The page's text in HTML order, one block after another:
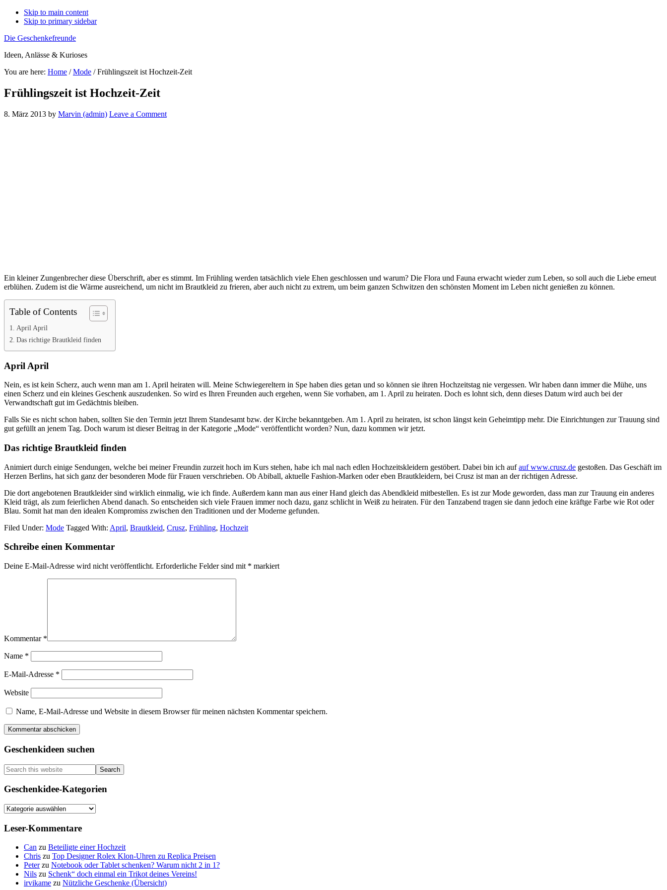
Skip to main content
Skip to primary sidebar
Die Geschenkefreunde
Ideen, Anlässe & Kurioses
You are here: Home / Mode /Frühlingszeit ist Hochzeit-Zeit
Frühlingszeit ist Hochzeit-Zeit
8. März 2013 by Marvin (admin) Leave a Comment
Ein kleiner Zungenbrecher diese Überschrift, aber es stimmt. Im Frühling werden tatsächlich viele Ehen geschlossen und warum? Die Flora und Fauna erwacht wieder zum Leben, so soll auch die Liebe erneut
erblühen. Zudem ist die Wärme ausreichend, um nicht im Brautkleid zu frieren, aber auch nicht zu extrem, um beim ganzen Schwitzen den schönsten Moment im Leben nicht genießen zu können.
Table of Contents
April April
Das richtige Brautkleid finden
April April
Nein, es ist kein Scherz, auch wenn man am 1. April heiraten will. Meine Schwiegereltern in Spe haben dies getan und so können sie ihren Hochzeitstag nie vergessen. Wir haben dann immer die Mühe, uns
einen Scherz und ein kleines Geschenk auszudenken. So wird es Ihren Freunden auch ergehen, wenn Sie vorhaben, am 1. April zu heiraten. Doch es lohnt sich, denn dieses Datum wird auch bei der
Verwandtschaft gut im Gedächtnis bleiben.
Falls Sie es nicht schon haben, sollten Sie den Termin jetzt Ihrem Standesamt bzw. der Kirche bekanntgeben. Am 1. April zu heiraten, ist schon längst kein Geheimtipp mehr. Die Einrichtungen zur Trauung sind
gut gefüllt an jenem Tag. Doch warum ist dieser Beitrag in der Kategorie „Mode“ veröffentlicht worden? Nun, dazu kommen wir jetzt.
Das richtige Brautkleid finden
Animiert durch einige Sendungen, welche bei meiner Freundin zurzeit hoch im Kurs stehen, habe ich mal nach edlen Hochzeitskleidern gestöbert. Dabei bin ich aufauf www.crusz.de gestoßen. Das Geschäft im
Herzen Berlins, hat sich ganz der besonderen Mode für Frauen verschrieben. Ob Abiball, aktuelle Fashion-Marken oder eben Brautkleidern, bei Crusz ist man an der richtigen Adresse.
Die dort angebotenen Brautkleider sind wirklich einmalig, wie ich finde. Außerdem kann man aus einer Hand gleich das Abendkleid mitbestellen. Es ist zur Mode geworden, dass man zur Trauung ein anderes
Kleid trägt, als zum feierlichen Abend danach. So entscheiden sich viele Frauen immer noch dazu, ganz schlicht in Weiß zu heiraten. Für den Tanzabend tragen sie dann jedoch eine kräftge Farbe wie Rot oder
Blau. Somit hat man den idealen Kompromiss zwischen den Traditionen und der Moderne gefunden.
Filed Under: Mode Tagged With: April, Brautkleid, Crusz, Frühling, Hochzeit
Reader
Schreibe einen Kommentar
Deine E-Mail-Adresse wird nicht veröffentlicht. Erforderliche Felder sind mit * markiert
Kommentar *
Name *
E-Mail-Adresse *
Website
Name, E-Mail-Adresse und Website in diesem Browser für meinen nächsten Kommentar speichern.
Primary
Sidebar
Geschenkideen suchen
Search
this
website
Geschenkidee-Kategorien
Geschenkidee-
Leser-Kommentare
Can zu Beteiligte einer Hochzeit
Chris zu Top Designer Rolex Klon-Uhren zu Replica Preisen
Peterzu Notebook oder Tablet schenken? Warum nicht 2 in 1?
Nils zu Schenk“ doch einmal ein Trikot deines Vereins!
irvikame zu Nützliche Geschenke (Übersicht)